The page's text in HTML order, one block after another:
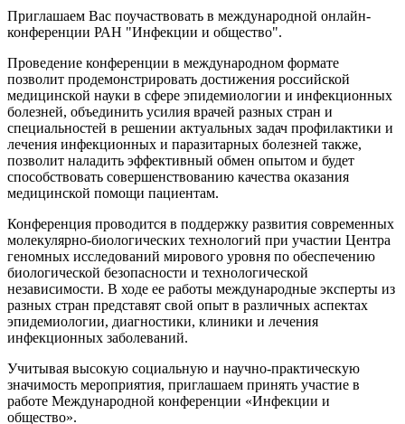
Приглашаем Вас поучаствовать в международной онлайн-
конференции РАН "Инфекции и общество".
Проведение конференции в международном формате
позволит продемонстрировать достижения российской
медицинской науки в сфере эпидемиологии и инфекционных
болезней, объединить усилия врачей разных стран и
специальностей в решении актуальных задач профилактики и
лечения инфекционных и паразитарных болезней также,
позволит наладить эффективный обмен опытом и будет
способствовать совершенствованию качества оказания
медицинской помощи пациентам.
Конференция проводится в поддержку развития современных
молекулярно-биологических технологий при участии Центра
геномных исследований мирового уровня по обеспечению
биологической безопасности и технологической
независимости. В ходе ее работы международные эксперты из
разных стран представят свой опыт в различных аспектах
эпидемиологии, диагностики, клиники и лечения
инфекционных заболеваний.
Учитывая высокую социальную и научно-практическую
значимость мероприятия, приглашаем принять участие в
работе Международной конференции «Инфекции и
общество».